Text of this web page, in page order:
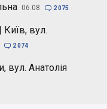
06.08  2 075
вул.
 2 074
Анатолія